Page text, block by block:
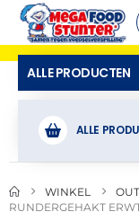
ALLE PRODUCTEN
ALLE
WINKEL
RUNDERGEHAKT